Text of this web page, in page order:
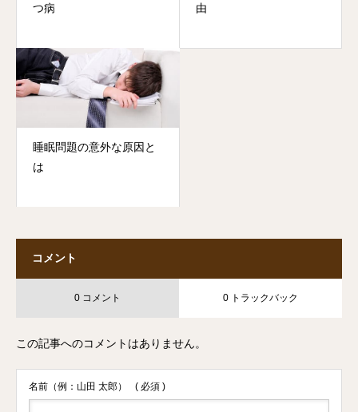
つ病
由
睡眠問題の意外な原因と
は
コメント
0 コメント 0 トラックバック
この記事へのコメントはありません。
名前（例：山田 太郎） ( 必須 )